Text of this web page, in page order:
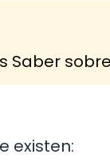
Saber
existen: